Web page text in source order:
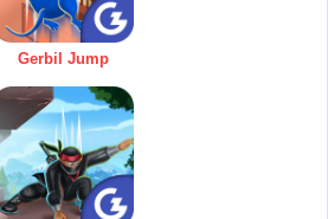
Gerbil Jump